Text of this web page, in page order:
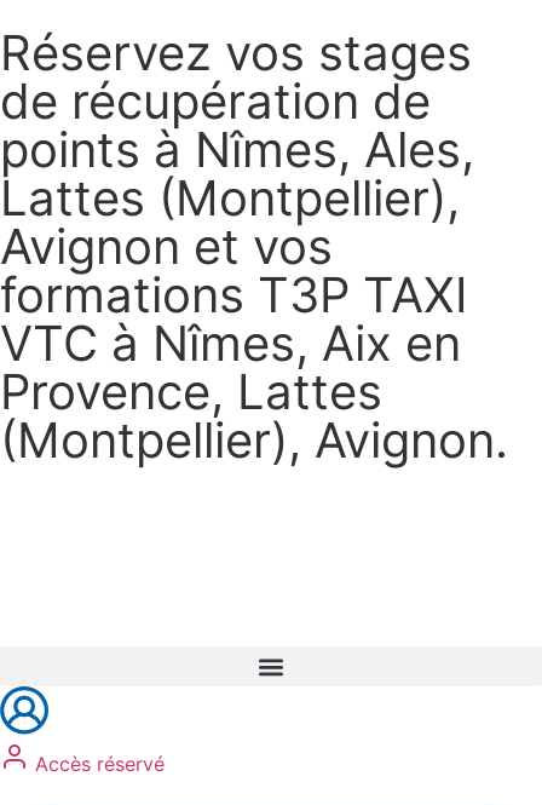
Réservez vos stages
de récupération de
points à Nîmes, Ales,
Lattes (Montpellier),
Avignon et vos
formations T3P TAXI
VTC à Nîmes, Aix en
Provence, Lattes
(Montpellier), Avignon.
Accès réservé